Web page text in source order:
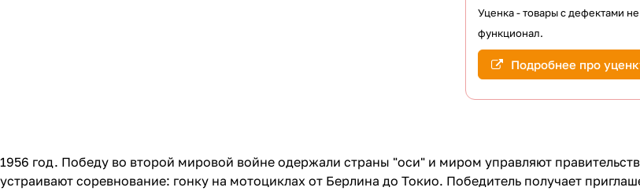
Уценка - товары с дефектами
функционал.
Подробнее про
1956 год. Победу во второй мировой войне одержали страны "оси" и миром управляют
устраивают соревнование: гонку на мотоциклах от Берлина до Токио. Победитель получает